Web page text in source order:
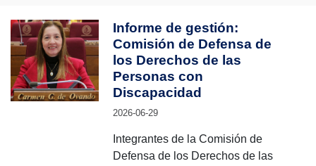
Informe de gestión:
Comisión de Defensa de
los Derechos de las
Personas con
Discapacidad
2026-06-29
Integrantes de la Comisión de
Defensa de los Derechos de las